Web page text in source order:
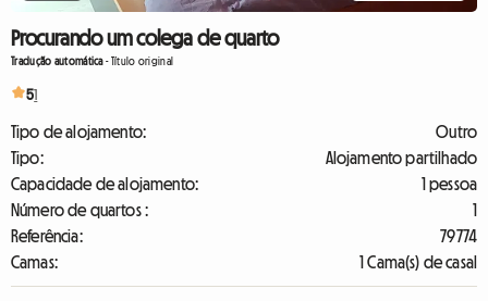
Procurando um colega de quarto
Tradução automática-Título original
51
Tipo de alojamento:
Outro
Tipo:
Alojamento partilhado
Capacidade de alojamento:
1 pessoa
Número de quartos :
1
Referência:
79774
Camas:
1 Cama(s) de casal